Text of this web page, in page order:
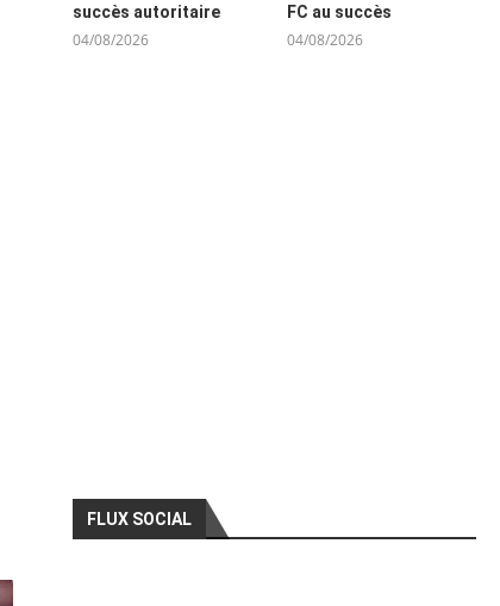
succès autoritaire
04/08/2026
FC au succès
04/08/2026
FLUX SOCIAL